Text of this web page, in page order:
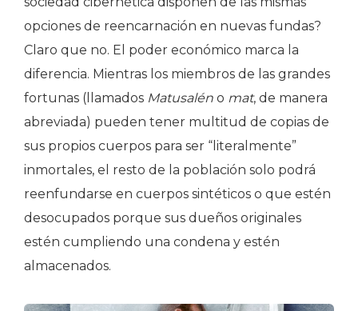
opciones de reencarnación en nuevas fundas?
Claro que no. El poder económico marca la
diferencia. Mientras los miembros de las grandes
fortunas (llamados Matusalén o mat, de manera
abreviada) pueden tener multitud de copias de
sus propios cuerpos para ser “literalmente”
inmortales, el resto de la población solo podrá
reenfundarse en cuerpos sintéticos o que estén
desocupados porque sus dueños originales
estén cumpliendo una condena y estén
almacenados.